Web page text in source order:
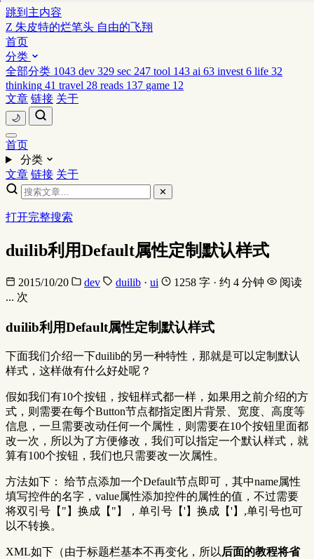
跳到主内容
Z 朱皮特的烂笔头 自由的飞翔
首页
分类
全部分类 1043 dev 329 sec 247 tool 143 ai 63 invest 6 life 32
thinking 41 travel 28 reads 137 game 12
文章 链接 关于
🌙
首页
分类
文章 链接 关于
✕
打开完整搜索
duilib利用Default属性定制默认样式
2015/10/20 dev duilib · ui 1258 字 · 约 4 分钟
阅读
... 次
duilib利用Default属性定制默认样式
下面我们介绍一下duilib的另一种特性，那就是可以定制默认
样式，这样做有什么好处呢？
假如我们有10个按钮，按钮样式都一样，如果用之前介绍的方
式，则需要在每个Button节点都指定图片背景、宽度、高度等
信息，一旦需要改动任何一个属性，则需要在10个按钮里面都
改一次，所以为了方便修改，我们可以指定一个默认样式，就
算有100个按钮，我们也只需要改一次属性。
方法如下： 给节点添加一个Default节点即可，其中name属性
填写控件的名字，value属性添加控件的属性的值，不过需要
将双引号【"】换成【"】，单引号【'】换成【'】,单引号也可
以不转换。
XML如下（由于标题栏基本不再变化，所以 后面的教程将省